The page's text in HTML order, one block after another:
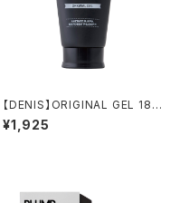
【DENIS】ORIGINAL GEL 180
g
¥1,925